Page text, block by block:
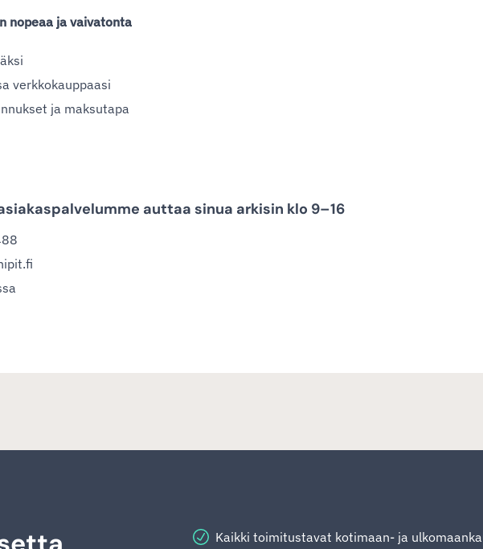
nopeaa ja vaivatonta
verkkokauppaasi
ja maksutapa
auttaa sinua arkisin klo 9–16
Kaikki toimitustavat kotimaan- ja